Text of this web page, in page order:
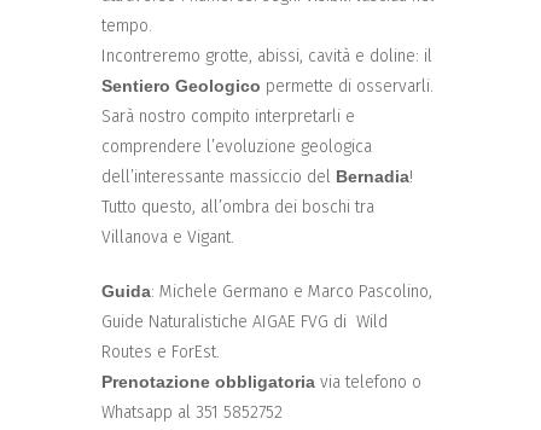
tempo.
Incontreremo grotte, abissi, cavità e doline: il
Sentiero Geologico permette di osservarli.
Sarà nostro compito interpretarli e
comprendere l’evoluzione geologica
dell’interessante massiccio del Bernadia!
Tutto questo, all’ombra dei boschi tra
Villanova e Vigant.
Guida: Michele Germano e Marco Pascolino,
Guide Naturalistiche AIGAE FVG di Wild
Routes e ForEst.
Prenotazione obbligatoria via telefono o
Whatsapp al 351 5852752